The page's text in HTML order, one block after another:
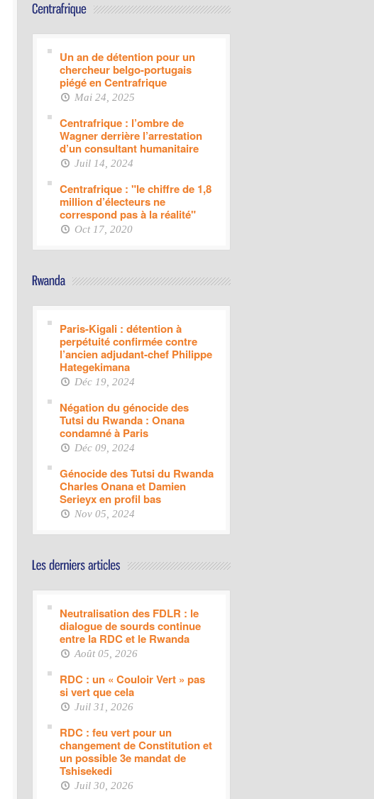
Un an de détention pour un
chercheur belgo-portugais
piégé en Centrafrique
Mai 24, 2025
Centrafrique : l’ombre de
Wagner derrière l’arrestation
d’un consultant humanitaire
Juil 14, 2024
Centrafrique : "le chiffre de 1,8
million d’électeurs ne
correspond pas à la réalité"
Oct 17, 2020
Paris-Kigali : détention à
perpétuité confirmée contre
l’ancien adjudant-chef Philippe
Hategekimana
Déc 19, 2024
Négation du génocide des
Tutsi du Rwanda : Onana
condamné à Paris
Déc 09, 2024
Génocide des Tutsi du Rwanda
Charles Onana et Damien
Serieyx en profil bas
Nov 05, 2024
Neutralisation des FDLR : le
dialogue de sourds continue
entre la RDC et le Rwanda
Août 05, 2026
RDC : un « Couloir Vert » pas
si vert que cela
Juil 31, 2026
RDC : feu vert pour un
changement de Constitution et
un possible 3e mandat de
Tshisekedi
Juil 30, 2026